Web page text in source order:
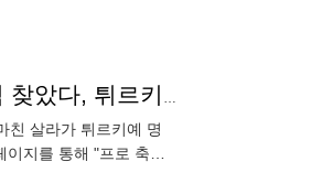
[오피셜] '오현규와 한솥밥' 아니었다...'리버풀 레전드' 살라, 드디어 새 팀 찾았다, 튀르키예 트라브존스포르 합류
친 살라가 튀르키예 명
지를 통해 "프로 축구